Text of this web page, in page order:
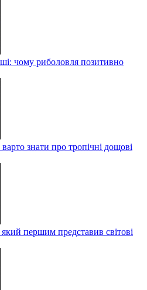
чому риболовля позитивно
знати про тропічні дощові
який першим представив світові